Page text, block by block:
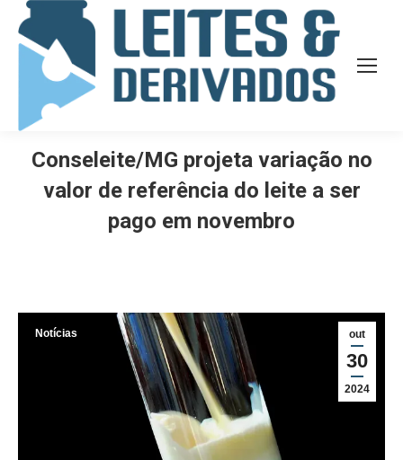
Conseleite/MG projeta variação no
valor de referência do leite a ser
pago em novembro
out
30
2024
Notícias